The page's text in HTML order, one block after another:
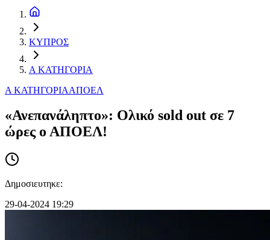
ΚΥΠΡΟΣ
Α ΚΑΤΗΓΟΡΙΑ
Α ΚΑΤΗΓΟΡΙΑΑΠΟΕΛ
«Ανεπανάληπτο»: Ολικό sold out σε 7
ώρες ο ΑΠΟΕΛ!
Δημοσιευτηκε:
29-04-2024 19:29